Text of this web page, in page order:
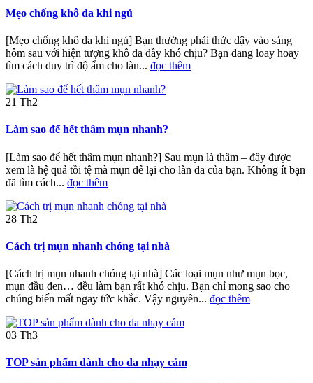
Mẹo chống khô da khi ngủ
[Mẹo chống khô da khi ngủ] Bạn thường phải thức dậy vào sáng
hôm sau với hiện tượng khô da đầy khó chịu? Bạn đang loay hoay
tìm cách duy trì độ ẩm cho làn... đọc thêm
21 Th2
Làm sao để hết thâm mụn nhanh?
[Làm sao để hết thâm mụn nhanh?] Sau mụn là thâm – đây được
xem là hệ quả tồi tệ mà mụn để lại cho làn da của bạn. Không ít bạn
đã tìm cách... đọc thêm
28 Th2
Cách trị mụn nhanh chóng tại nhà
[Cách trị mụn nhanh chóng tại nhà] Các loại mụn như mụn bọc,
mụn đầu đen… đều làm bạn rất khó chịu. Bạn chỉ mong sao cho
chúng biến mất ngay tức khắc. Vậy nguyên... đọc thêm
03 Th3
TOP sản phẩm dành cho da nhạy cảm